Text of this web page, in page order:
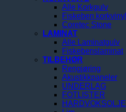
Alle Korkgulv
Fiskeben korkvinyl
Coretec Stone
LAMINAT
Alle Laminatgulv
Fiskebenslaminat
TILBEHØR
Rengjøring
Akustikkpaneler
UNDERLAG
FOTLISTER
HARDVOKSOLJE